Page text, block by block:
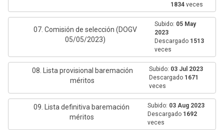
1834 veces
07. Comisión de selección (DOGV
05/05/2023)
Subido: 05 May
2023
Descargado 1513
veces
08. Lista provisional baremación
méritos
Subido: 03 Jul 2023
Descargado 1671
veces
09. Lista definitiva baremación
méritos
Subido: 03 Aug 2023
Descargado 1692
veces